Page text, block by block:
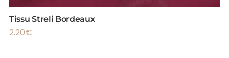
Tissu Streli Bordeaux
2.20€